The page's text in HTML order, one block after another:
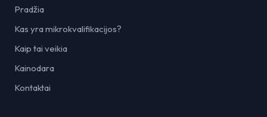
Pradžia
Kas yra mikrokvalifikacijos?
Kaip tai veikia
Kainodara
Kontaktai